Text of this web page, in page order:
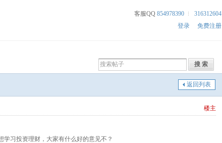
客服QQ 854978390
316312604
登录
免费注册
返回列表
楼主
习投资理财，大家有什么好的意见不？